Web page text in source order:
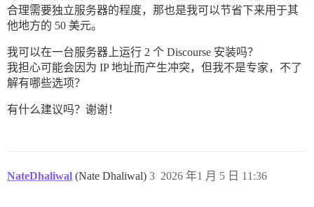
合理需要独立服务器的程度，那也是我可以节省下来用于其
他地方的 50 美元。
我可以在一台服务器上运行 2 个 Discourse 安装吗？
我担心可能会因为 IP 地址而产生冲突，但我不是专家，不了
解有哪些选项？
有什么建议吗？谢谢！
NateDhaliwal (Nate Dhaliwal) 2026 年1 月 5 日 11:36
3